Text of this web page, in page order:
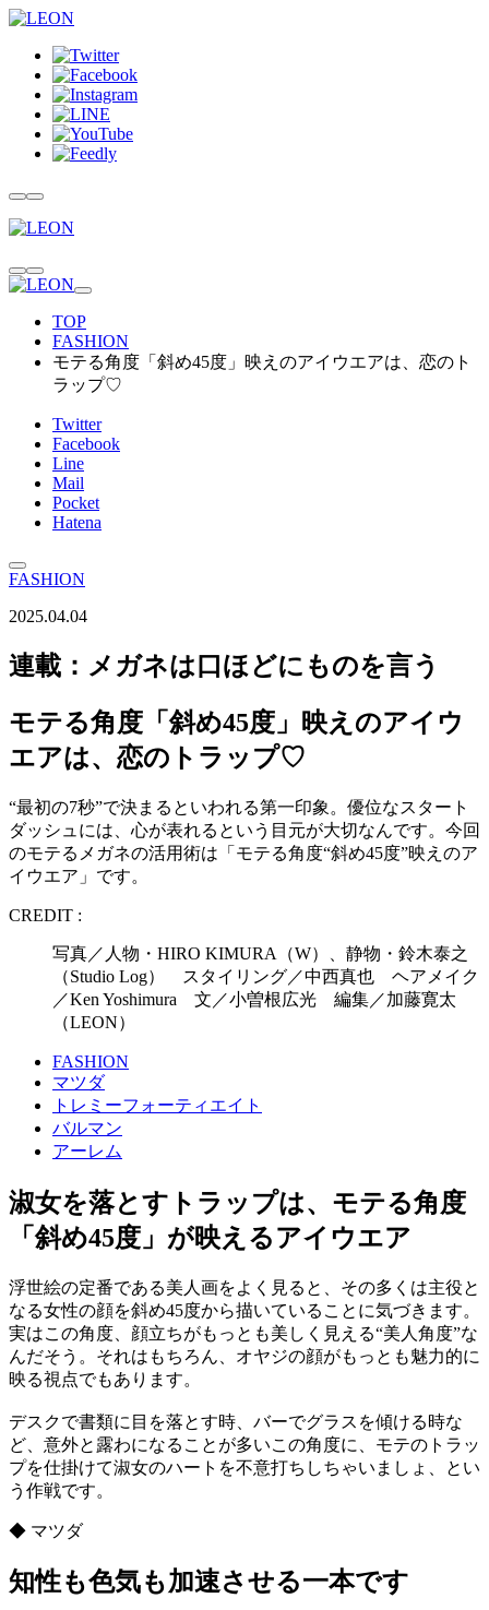
TOP
FASHION
モテる角度「斜め45度」映えのアイウエアは、恋のト
ラップ♡
Twitter
Facebook
Line
Mail
Pocket
Hatena
FASHION
2025.04.04
連載：メガネは口ほどにものを言う
モテる角度「斜め45度」映えのアイウ
エアは、恋のトラップ♡
“最初の7秒”で決まるといわれる第一印象。優位なスタート
ダッシュには、心が表れるという目元が大切なんです。今回
のモテるメガネの活用術は「モテる角度“斜め45度”映えのア
イウエア」です。
CREDIT :
写真／人物・HIRO KIMURA（W）、静物・鈴木泰之
（Studio Log） スタイリング／中西真也 ヘアメイク
／Ken Yoshimura 文／小曽根広光 編集／加藤寛太
（LEON）
FASHION
マツダ
トレミーフォーティエイト
バルマン
アーレム
淑女を落とすトラップは、モテる角度
「斜め45度」が映えるアイウエア
浮世絵の定番である美人画をよく見ると、その多くは主役と
なる女性の顔を斜め45度から描いていることに気づきます。
実はこの角度、顔立ちがもっとも美しく見える“美人角度”な
んだそう。それはもちろん、オヤジの顔がもっとも魅力的に
映る視点でもあります。
デスクで書類に目を落とす時、バーでグラスを傾ける時な
ど、意外と露わになることが多いこの角度に、モテのトラッ
プを仕掛けて淑女のハートを不意打ちしちゃいましょ、とい
う作戦です。
◆ マツダ
知性も色気も加速させる一本です